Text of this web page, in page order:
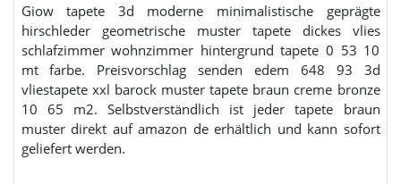
Giow tapete 3d moderne minimalistische geprägte
hirschleder geometrische muster tapete dickes vlies
schlafzimmer wohnzimmer hintergrund tapete 0 53 10
mt farbe. Preisvorschlag senden edem 648 93 3d
vliestapete xxl barock muster tapete braun creme bronze
10 65 m2. Selbstverständlich ist jeder tapete braun
muster direkt auf amazon de erhältlich und kann sofort
geliefert werden.